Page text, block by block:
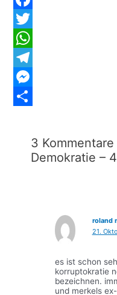
Facebook
Twitter
WhatsApp
Telegram
Messenger
3
Demokratie –
roland
21.
es ist schon
korruptokratie
bezeichnen.
und merkels